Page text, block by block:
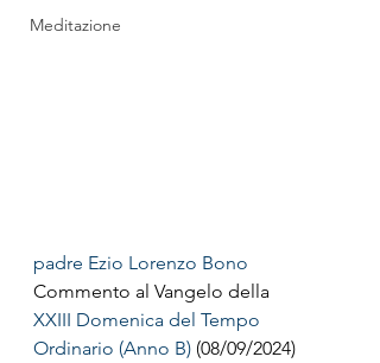
Meditazione
padre Ezio Lorenzo Bono
Commento al Vangelo della
XXIII Domenica del Tempo
Ordinario (Anno B) (08/09/2024)